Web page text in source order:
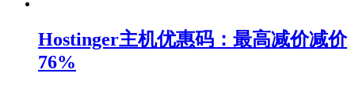
Hostinger主机优惠码：最高减价减价
76%